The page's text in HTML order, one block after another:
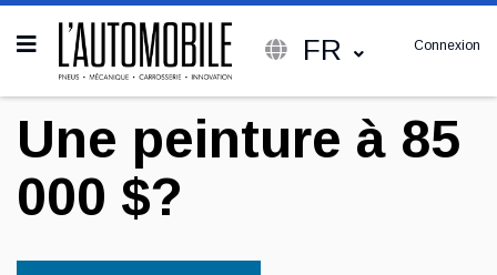
FR Connexion
Une peinture à 85
000 $?